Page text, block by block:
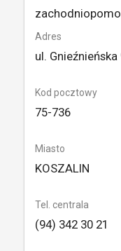
Adres
ul. Gnieźnieńska
Kod pocztowy
75-736
Miasto
KOSZALIN
Tel. centrala
(94) 342 30 21